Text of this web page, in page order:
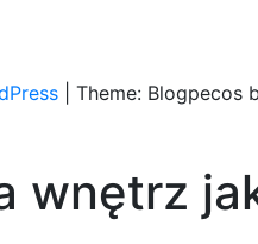
Theme: Blogpecos
wnętrz